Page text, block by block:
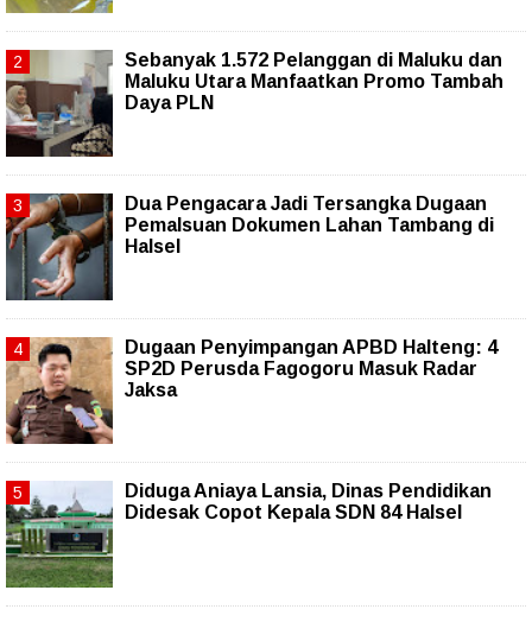
Sebanyak 1.572 Pelanggan di Maluku dan
Maluku Utara Manfaatkan Promo Tambah
Daya PLN
Dua Pengacara Jadi Tersangka Dugaan
Pemalsuan Dokumen Lahan Tambang di
Halsel
Dugaan Penyimpangan APBD Halteng: 4
SP2D Perusda Fagogoru Masuk Radar
Jaksa
Diduga Aniaya Lansia, Dinas Pendidikan
Didesak Copot Kepala SDN 84 Halsel